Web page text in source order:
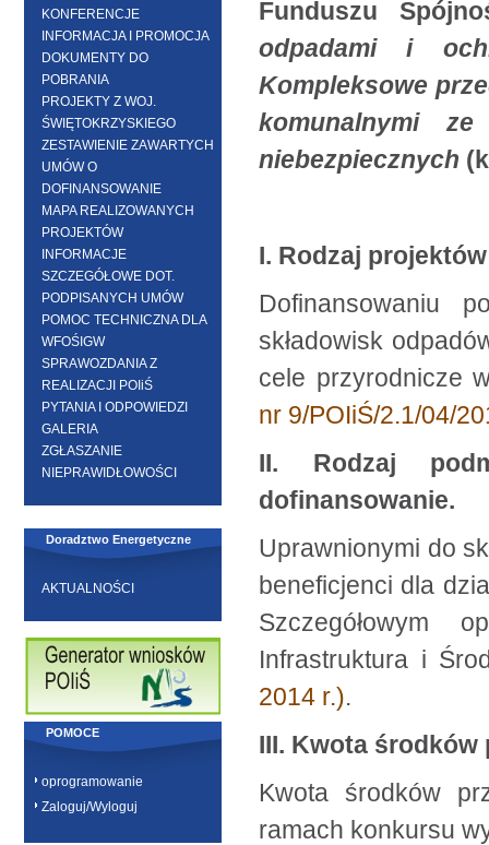
KONFERENCJE
INFORMACJA I PROMOCJA
DOKUMENTY DO
POBRANIA
PROJEKTY Z WOJ.
ŚWIĘTOKRZYSKIEGO
ZESTAWIENIE ZAWARTYCH
UMÓW O
DOFINANSOWANIE
MAPA REALIZOWANYCH
PROJEKTÓW
INFORMACJE
SZCZEGÓŁOWE DOT.
PODPISANYCH UMÓW
POMOC TECHNICZNA DLA
WFOŚIGW
SPRAWOZDANIA Z
REALIZACJI POIiŚ
PYTANIA I ODPOWIEDZI
GALERIA
ZGŁASZANIE
NIEPRAWIDŁOWOŚCI
Doradztwo Energetyczne
AKTUALNOŚCI
POMOCE
oprogramowanie
Zaloguj/Wyloguj
Funduszu
odpadami i
Kompleksowe
komunalnymi ze
niebezpiecznych
I. Rodzaj
Dofinansowaniu
składowisk
cele przyrodnicze
nr 9/POIiŚ/2.1/04/
II. Rodzaj
dofinansowanie.
Uprawnionymi do
beneficjenci dla
Szczegółowym
Infrastruktura i
2014 r.).
III. Kwota
Kwota środków
ramach konkursu